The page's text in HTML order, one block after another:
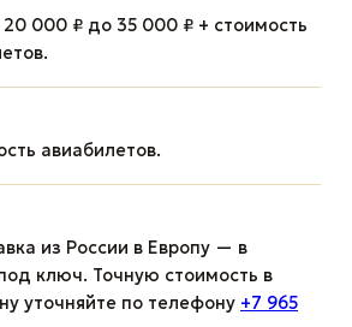
000 ₽ до 35 000 ₽ + стоимость
авиабилетов.
из России в Европу — в
ключ. Точную стоимость в
уточняйте по телефону +7 965